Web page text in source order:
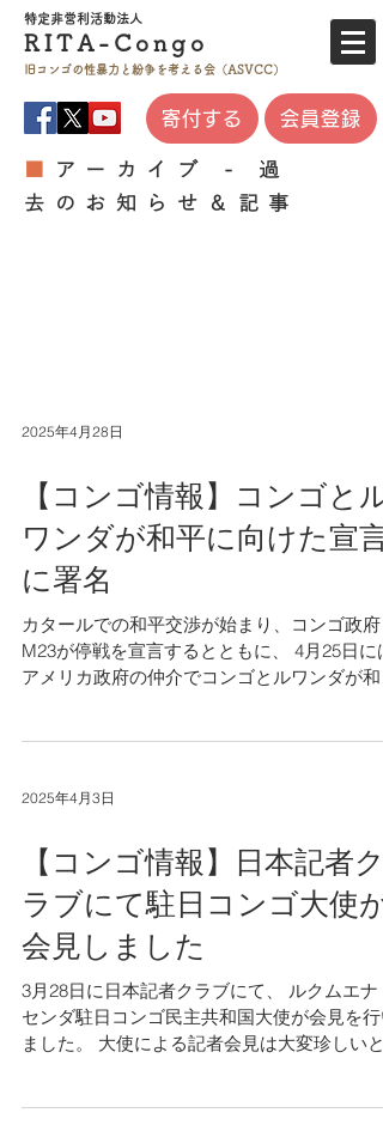
特定非営利活動法人
RITA- Co ngo
旧コンゴの性暴力と 紛争を考える会（ASVCC）
寄付する 会員登録
アーカイブ - 過
去のお知らせ＆記事
2025年4月28日
【コンゴ情報】コンゴとル
ワンダが和平に向けた宣言
に署名
カタールでの和平交渉が始まり、コンゴ政府
M23が停戦を宣言するとともに、 4月25日には
アメリカ政府の仲介でコンゴとルワンダが和
2025年4月3日
【コンゴ情報】日本記者ク
ラブにて駐日コンゴ大使が
会見しました
3月28日に日本記者クラブにて、 ルクムエナ
センダ駐日コンゴ民主共和国大使が会見を行
ました。 大使による記者会見は大変珍しいと